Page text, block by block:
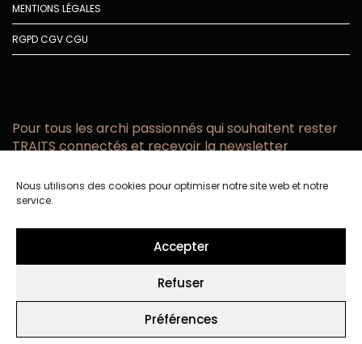
Nous utilisons des cookies pour optimiser notre site web et notre
service.
Accepter
Refuser
Préférences
MENTIONS LÉGALES
RGPDCGVCGU
Pour tous les archi passionnés qui souhaitent rester
TRAITS connectés et recevoir la newsletter
email
confidentialité.